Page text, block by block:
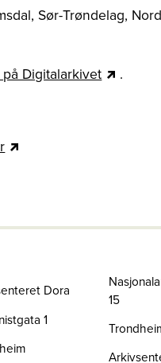
Sør-Trøndelag,
Digitalarkivet .
Dora
1
15